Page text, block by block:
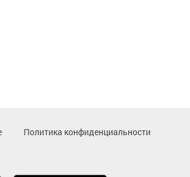
Политика конфиденциальности